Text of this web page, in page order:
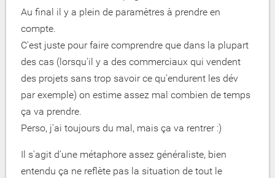
Au final il y a plein de paramètres à prendre en
compte.
C'est juste pour faire comprendre que dans la plupart
des cas (lorsqu'il y a des commerciaux qui vendent
des projets sans trop savoir ce qu'endurent les dév
par exemple) on estime assez mal combien de temps
ça va prendre.
Perso, j'ai toujours du mal, mais ça va rentrer :)
Il s'agit d'une métaphore assez généraliste, bien
entendu ça ne reflète pas la situation de tout le